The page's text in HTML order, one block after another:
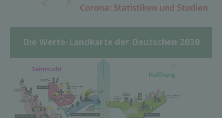
Die Werte-Landkarte der Deutschen 2030